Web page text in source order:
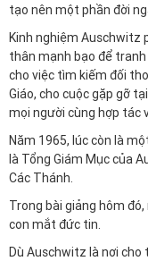
tạo nên một phần đời
Kinh nghiệm Auschwitz
thân mạnh bạo để
cho việc tìm kiếm đối
Giáo, cho cuộc gặp gỡ
mọi người cùng hợp tác
Năm 1965, lúc còn là
là Tổng Giám Mục của
Các Thánh.
Trong bài giảng hôm
con mắt đức tin.
Dù Auschwitz là nơi